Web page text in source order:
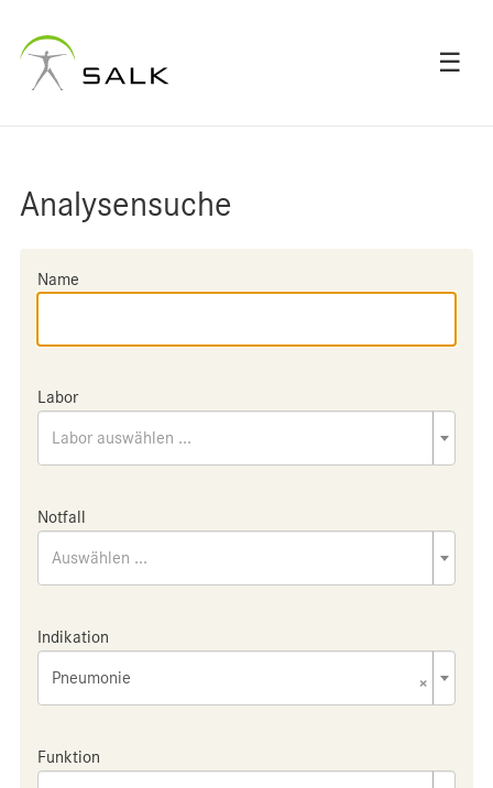
☰
Analysensuche
Name
Labor
Labor auswählen ...
Notfall
Auswählen ...
Indikation
×
Pneumonie
Funktion